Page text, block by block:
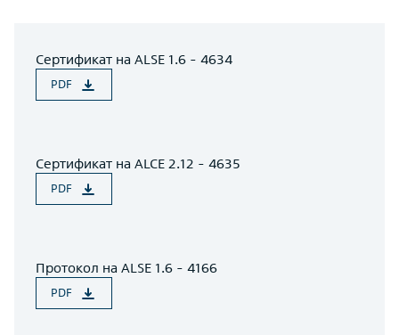
Сертификат на ALSE 1.6 - 4634
PDF
Сертификат на ALCE 2.12 - 4635
PDF
Протокол на ALSE 1.6 - 4166
PDF